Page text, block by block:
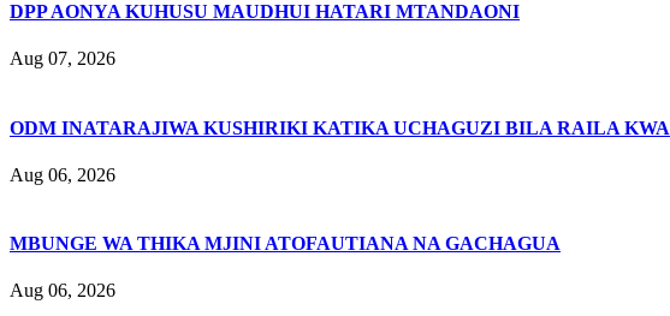
DPP AONYA KUHUSU MAUDHUI HATARI MTANDAONI
Aug 07, 2026
ODM INATARAJIWA KUSHIRIKI KATIKA UCHAGUZI BILA RAILA KWA
Aug 06, 2026
MBUNGE WA THIKA MJINI ATOFAUTIANA NA GACHAGUA
Aug 06, 2026